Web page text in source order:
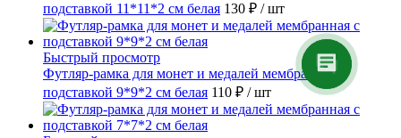
подставкой 11*11*2 см белая 130 ₽ / шт
Быстрый просмотр
Футляр-рамка для монет и медалей мембранная с
подставкой 9*9*2 см белая 110 ₽ / шт